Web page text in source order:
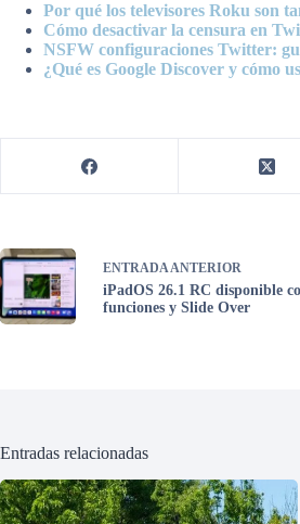
Por qué los televisores Roku son
Cómo desactivar la censura en
NSFW configuraciones Twitter:
¿Qué es Google Discover y cómo
ENTRADAANTERIOR
iPadOS 26.1 RC disponible
funciones y Slide Over
Entradas relacionadas